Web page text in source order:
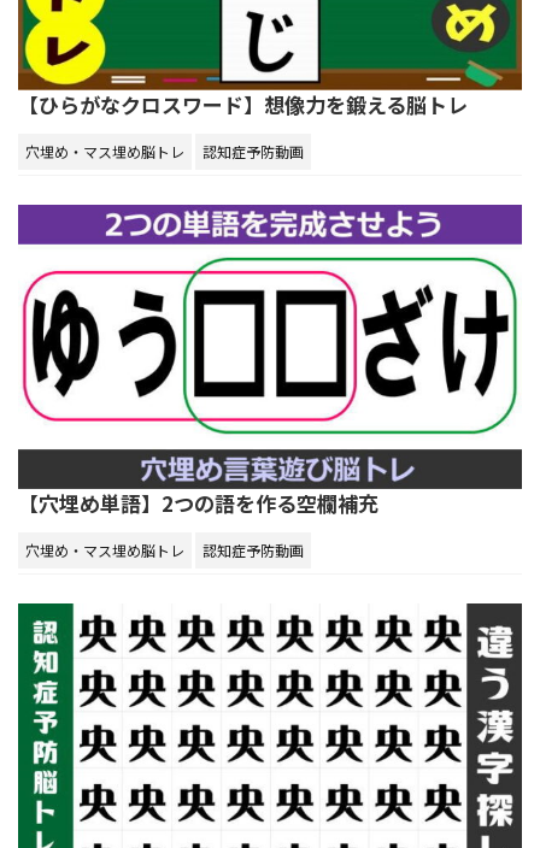
【ひらがなクロスワード】想像力を鍛える脳トレ
穴埋め・マス埋め脳トレ 認知症予防動画
【穴埋め単語】2つの語を作る空欄補充
穴埋め・マス埋め脳トレ 認知症予防動画